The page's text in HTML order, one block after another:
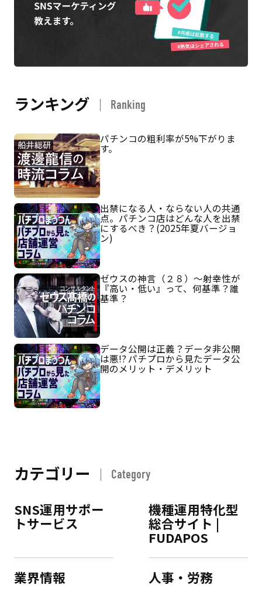
ランキング Ranking
パチンコの粗利率が5%下がりま
す。
出禁になる人・ならない人の共通
点。パチンコ店はどんな人を出禁
にするべき？(2025年夏バージョ
ン)
ゼウスの神言（２８）～射幸性が
『高い・低い』って、何基準？誰
基準？
データ公開は正義？データ非公開
は悪!? パチプロから見たデータ公
開のメリット・デメリット
カテゴリー Category
SNS運用サポー
トサービス
機種運用特化型
総合サイト |
FUDAPOS
業界情報 人事・労務